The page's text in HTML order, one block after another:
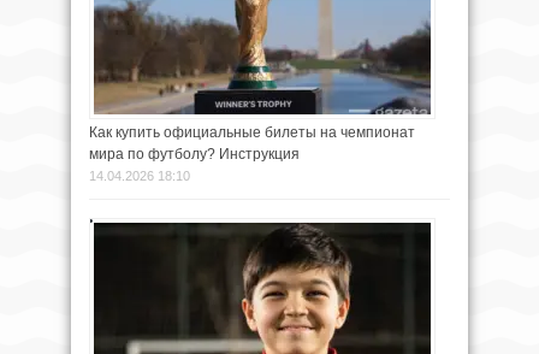
Как купить официальные билеты на чемпионат
мира по футболу? Инструкция
14.04.2026 18:10